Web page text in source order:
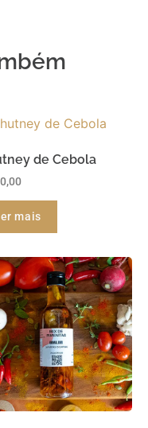
de Cebola
mais